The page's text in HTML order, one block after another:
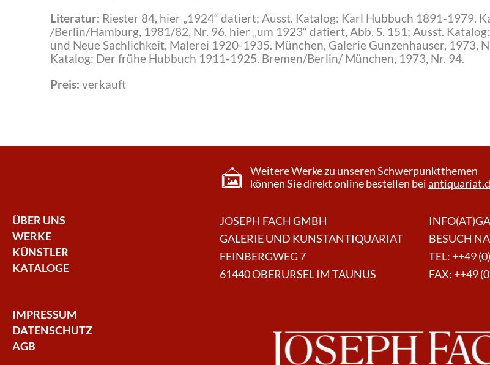
Literatur: Riester 84, hier „1924“ datiert; Ausst. Katalog: Karl Hubbuch 1891-1979.
/Berlin/Hamburg, 1981/82, Nr. 96, hier „um 1923“ datiert, Abb. S. 151; Ausst.
und Neue Sachlichkeit, Malerei 1920-1935. München, Galerie Gunzenhauser, 1973,
Katalog: Der frühe Hubbuch 1911-1925. Bremen/Berlin/ München, 1973, Nr. 94.
Preis: verkauft
Weitere Werke zu unseren Schwerpunktthemen
können Sie direkt online bestellen bei
JOSEPH FACH GMBH
GALERIE UND KUNSTANTIQUARIAT
FEINBERGWEG 7
61440 OBERURSEL IM TAUNUS
BESUCH
TEL: ++49
FAX: ++49
ÜBER UNS
WERKE
KÜNSTLER
KATALOGE
IMPRESSUM
DATENSCHUTZ
AGB